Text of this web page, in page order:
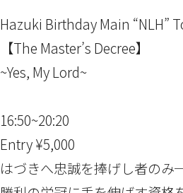
Hazuki Birthday Main “NLH”
【The Master’s Decree】
~Yes, My Lord~
16:50~20:20
Entry ¥5,000
はづきへ忠誠を捧げし者の